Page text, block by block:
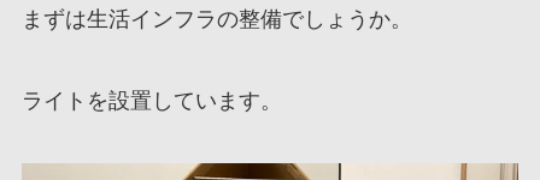
まずは生活インフラの整備でしょうか。
ライトを設置しています。